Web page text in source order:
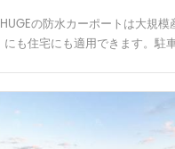
HUGEの防水カーポートは大規模
にも住宅にも適用できます。駐